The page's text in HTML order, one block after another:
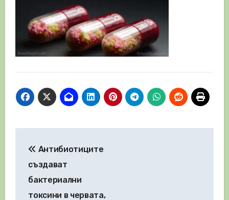
Антибиотиците
създават
бактериални
токсини в червата,